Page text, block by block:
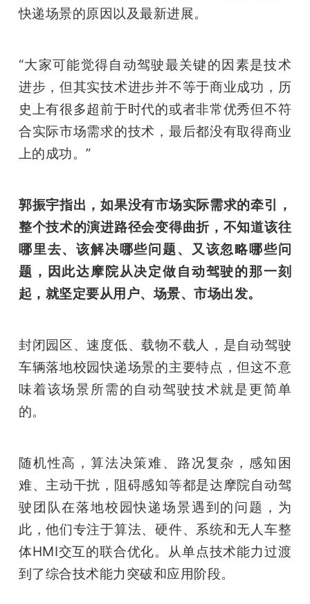
快递场景的原因以及最新进展。
“大家可能觉得自动驾驶最关键的因素是技术
进步，但其实技术进步并不等于商业成功，历
史上有很多超前于时代的或者非常优秀但不符
合实际市场需求的技术，最后都没有取得商业
上的成功。”
郭振宇指出，如果没有市场实际需求的牵引，
整个技术的演进路径会变得曲折，不知道该往
哪里去、该解决哪些问题、又该忽略哪些问
题，因此达摩院从决定做自动驾驶的那一刻
起，就坚定要从用户、场景、市场出发。
封闭园区、速度低、载物不载人，是自动驾驶
车辆落地校园快递场景的主要特点，但这不意
味着该场景所需的自动驾驶技术就是更简单
的。
随机性高，算法决策难、路况复杂，感知困
难、主动干扰，阻碍感知等都是达摩院自动驾
驶团队在落地校园快递场景遇到的问题，为
此，他们专注于算法、硬件、系统和无人车整
体HMI交互的联合优化。从单点技术能力过渡
到了综合技术能力突破和应用阶段。